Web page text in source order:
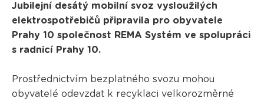
Jubilejní desátý mobilní svoz vysloužilých
elektrospotřebičů připravila pro obyvatele
Prahy 10 společnost REMA Systém ve spolupráci
s radnicí Prahy 10.
Prostřednictvím bezplatného svozu mohou
obyvatelé odevzdat k recyklaci velkorozměrné